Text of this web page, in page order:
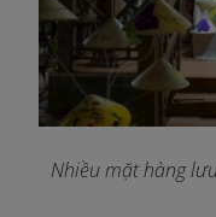
Nhiều mặt hàng